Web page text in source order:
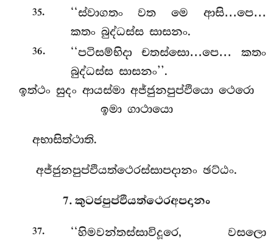
35.
‘‘ස්වාගතං වත මෙ ආසි…පෙ…
කතං බුද්ධස්ස සාසනං.
36. ‘‘පටිසම්භිදාචතස්සො…පෙ… කතං
බුද්ධස්ස සාසනං’’.
ඉත්ථං සුදං ආයස්මා අජ්ජුනපුප්ඵියො ථෙරො
ඉමා ගාථායො
අභාසිත්ථාති.
අජ්ජුනපුප්ඵියත්ථෙරස්සාපදානං ඡට්ඨං.
7. කුටජපුප්ඵියත්ථෙරඅපදානං
37.
‘‘හිමවන්තස්සාවිදූරෙ, වසලො